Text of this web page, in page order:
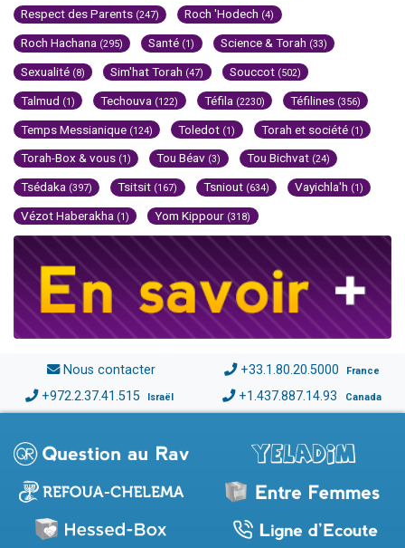
Respect des Parents (247) Roch 'Hodech (4)
Roch Hachana (295) Santé (1) Science & Torah (33)
Sexualité (8) Sim'hat Torah (47) Souccot (502)
Talmud (1) Techouva (122) Téfila (2230) Téfilines (356)
Temps Messianique (124) Toledot (1) Torah et société (1)
Torah-Box & vous (1) Tou Béav (3) Tou Bichvat (24)
Tsédaka (397) Tsitsit (167) Tsniout (634) Vayichla'h (1)
Vézot Haberakha (1) Yom Kippour (318)
Nous contacter +33.1.80.20.5000 France
+972.2.37.41.515 Israël +1.437.887.14.93 Canada